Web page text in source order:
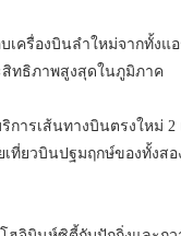
เครื่องบินลำใหม่จากทั้งแ
สิทธิภาพสูงสุดในภูมิภาค
การเส้นทางบินตรงใหม่
ยวบินปฐมฤกษ์ของทั้งสอ